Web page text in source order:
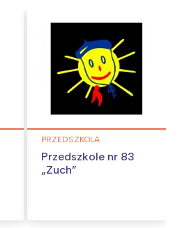
PRZEDSZKOLA
Przedszkole nr 83
„Zuch”